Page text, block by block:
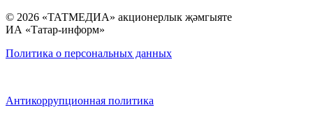
© 2026 «ТАТМЕДИА» акционерлык җәмгыяте
ИА «Татар-информ»
Политика о персональных данных
Антикоррупционная политика